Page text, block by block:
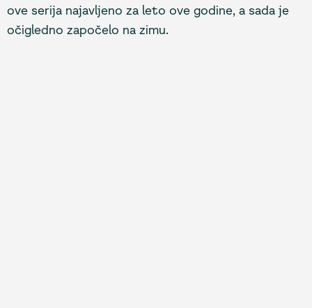
ove serija najavljeno za leto ove godine, a sada je
očigledno započelo na zimu.